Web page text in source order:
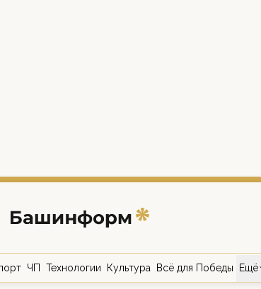
ЧП Технологии Культура Всё для Победы Ещё